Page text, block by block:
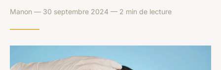
Manon — 30 septembre 2024 — 2 min de lecture